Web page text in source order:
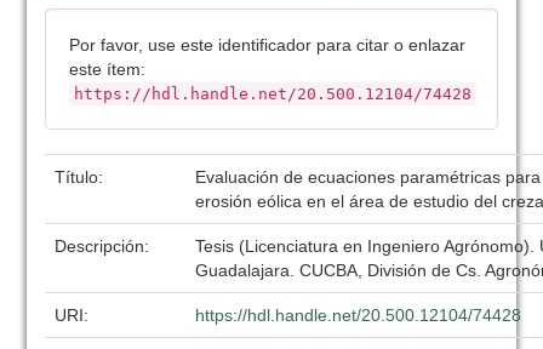
Por favor, use este identificador para citar o enlazar
este ítem:
https://hdl.handle.net/20.500.12104/74428
Título:
Evaluación de ecuaciones paramétricas
erosión eólica en el área de estudio del
Descripción:
Tesis (Licenciatura en Ingeniero Agrónomo).
Guadalajara. CUCBA, División de Cs.
URI: https://hdl.handle.net/20.500.12104/74428